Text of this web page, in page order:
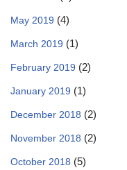
May 2019 (4)
March 2019 (1)
February 2019 (2)
January 2019 (1)
December 2018 (2)
November 2018 (2)
October 2018 (5)